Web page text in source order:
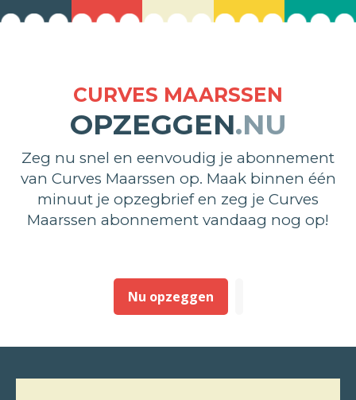
CURVES MAARSSEN
OPZEGGEN.NU
Zeg nu snel en eenvoudig je abonnement
van Curves Maarssen op. Maak binnen één
minuut je opzegbrief en zeg je Curves
Maarssen abonnement vandaag nog op!
Nu opzeggen